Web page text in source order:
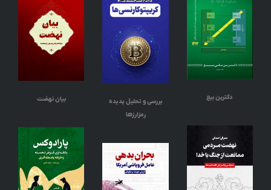
دکترین بیع
بررسی و تحلیل پدیده
رمزارزها
بیان نهضت